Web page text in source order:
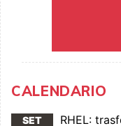
CALENDARIO
SET
RHEL: